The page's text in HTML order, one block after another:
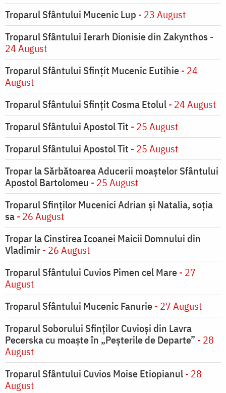
Troparul Sfântului Mucenic Lup - 23 August
Troparul Sfântului Ierarh Dionisie din Zakynthos -
24 August
Troparul Sfântului Sfinţit Mucenic Eutihie- 24
August
Troparul Sfântului Sfinţit Cosma Etolul- 24 August
Troparul Sfântului Apostol Tit - 25 August
Troparul Sfântului Apostol Tit - 25 August
Tropar la Sărbătoarea Aducerii moaştelor Sfântului
Apostol Bartolomeu - 25 August
Troparul Sfinţilor Mucenici Adrian şi Natalia, soţia
sa- 26 August
Tropar la Cinstirea Icoanei Maicii Domnului din
Vladimir- 26 August
Troparul Sfântului Cuvios Pimen cel Mare- 27
August
Troparul Sfântului Mucenic Fanurie- 27 August
Troparul Soborului Sfinților Cuvioși din Lavra
Pecerska cu moaște în „Peșterile de Departe” - 28
August
Troparul Sfântului Cuvios Moise Etiopianul- 28
August